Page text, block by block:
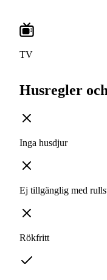
TV
Husregler
Inga husdjur
Ej tillgänglig med
Rökfritt